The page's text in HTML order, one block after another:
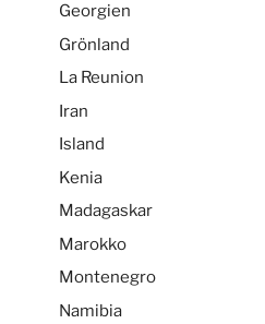
Georgien
Grönland
La Reunion
Iran
Island
Kenia
Madagaskar
Marokko
Montenegro
Namibia